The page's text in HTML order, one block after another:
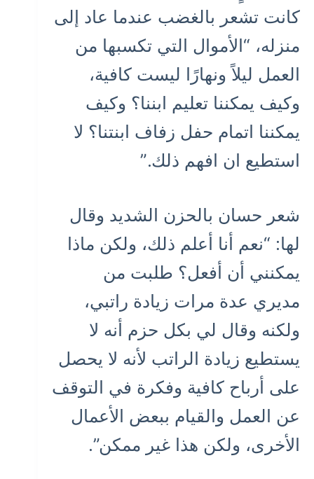
كانت تشعر بالغضب عندما عاد إلى
منزله، “الأموال التي تكسبها من
العمل ليلاً ونهارًا ليست كافية،
وكيف يمكننا تعليم ابننا؟ وكيف
يمكننا اتمام حفل زفاف ابنتنا؟ لا
استطيع ان افهم ذلك.”
شعر حسان بالحزن الشديد وقال
لها: “نعم أنا أعلم ذلك، ولكن ماذا
يمكنني أن أفعل؟ طلبت من
مديري عدة مرات زيادة راتبي،
ولكنه وقال لي بكل حزم أنه لا
يستطيع زيادة الراتب لأنه لا يحصل
على أرباح كافية وفكرة في التوقف
عن العمل والقيام ببعض الأعمال
الأخرى، ولكن هذا غير ممكن”.